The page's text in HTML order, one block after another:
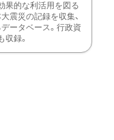
果的な利活用を図る
震災の記録を収集、
ータベース。行政資
収録。